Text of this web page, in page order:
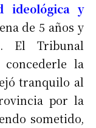
ideológica y
de 5 años y
El Tribunal
la
tranquilo al
por la
sometido,